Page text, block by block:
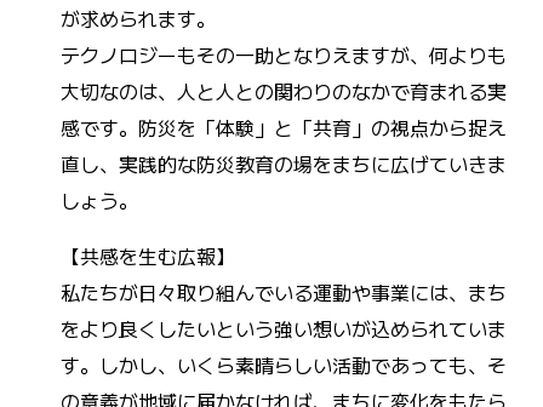
が求められます。
テクノロジーもその一助となりえますが、何よりも
大切なのは、人と人との関わりのなかで育まれる実
感です。防災を「体験」と「共育」の視点から捉え
直し、実践的な防災教育の場をまちに広げていきま
しょう。
【共感を生む広報】
私たちが日々取り組んでいる運動や事業には、まち
をより良くしたいという強い想いが込められていま
す。しかし、いくら素晴らしい活動であっても、そ